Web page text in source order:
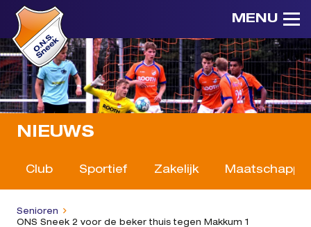
MENU
NIEUWS
Club Sportief Zakelijk
Senioren
ONS Sneek 2 voor de beker thuis tegen Makkum 1